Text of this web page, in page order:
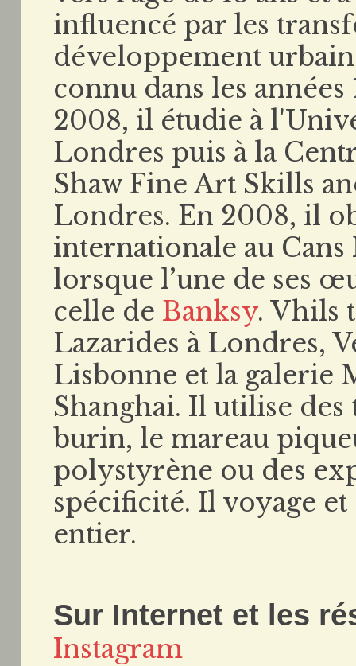
influencé par les
développement
connu dans les
2008, il étudie à
Londres puis à la
Shaw Fine Art Skills
Londres. En 2008, il
internationale au
lorsque l’une de ses
celle de Banksy. Vhils
Lazarides à Londres,
Lisbonne et la galerie
Shanghai. Il utilise
burin, le mareau
polystyrène ou des
spécificité. Il voyage
entier.
Sur Internet et les
Instagram